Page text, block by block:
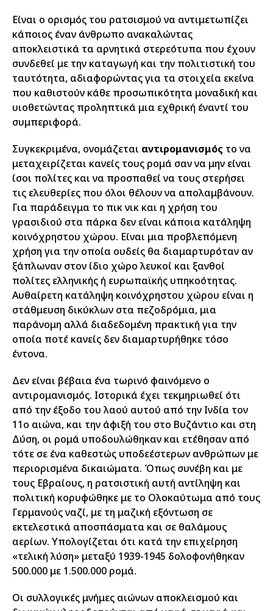
Είναι ο ορισμός του ρατσισμού να αντιμετωπίζει
κάποιος έναν άνθρωπο ανακαλώντας
αποκλειστικά τα αρνητικά στερεότυπα που έχουν
συνδεθεί με την καταγωγή και την πολιτιστική του
ταυτότητα, αδιαφορώντας για τα στοιχεία εκείνα
που καθιστούν κάθε προσωπικότητα μοναδική και
υιοθετώντας προληπτικά μια εχθρική έναντί του
συμπεριφορά.
Συγκεκριμένα, ονομάζεται αντιρομανισμός το να
μεταχειρίζεται κανείς τους ρομά σαν να μην είναι
ίσοι πολίτες και να προσπαθεί να τους στερήσει
τις ελευθερίες που όλοι θέλουν να απολαμβάνουν.
Για παράδειγμα το πικ νικ και η χρήση του
γρασιδιού στα πάρκα δεν είναι κάποια κατάληψη
κοινόχρηστου χώρου. Είναι μια προβλεπόμενη
χρήση για την οποία ουδείς θα διαμαρτυρόταν αν
ξάπλωναν στον ίδιο χώρο λευκοί και ξανθοί
πολίτες ελληνικής ή ευρωπαϊκής υπηκοότητας.
Αυθαίρετη κατάληψη κοινόχρηστου χώρου είναι η
στάθμευση δικύκλων στα πεζοδρόμια, μια
παράνομη αλλά διαδεδομένη πρακτική για την
οποία ποτέ κανείς δεν διαμαρτυρήθηκε τόσο
έντονα.
Δεν είναι βέβαια ένα τωρινό φαινόμενο ο
αντιρομανισμός. Ιστορικά έχει τεκμηριωθεί ότι
από την έξοδο του λαού αυτού από την Ινδία τον
11ο αιώνα, και την άφιξή του στο Βυζάντιο και στη
Δύση, οι ρομά υποδουλώθηκαν και ετέθησαν από
τότε σε ένα καθεστώς υποδεέστερων ανθρώπων με
περιορισμένα δικαιώματα. Όπως συνέβη και με
τους Εβραίους, η ρατσιστική αυτή αντίληψη και
πολιτική κορυφώθηκε με το Ολοκαύτωμα από τους
Γερμανούς ναζί, με τη μαζική εξόντωση σε
εκτελεστικά αποσπάσματα και σε θαλάμους
αερίων. Υπολογίζεται ότι κατά την επιχείρηση
«τελική λύση» μεταξύ 1939-1945 δολοφονήθηκαν
500.000 με 1.500.000 ρομά.
Οι συλλογικές μνήμες αιώνων αποκλεισμού και